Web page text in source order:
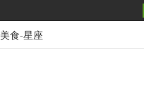
美食-星座